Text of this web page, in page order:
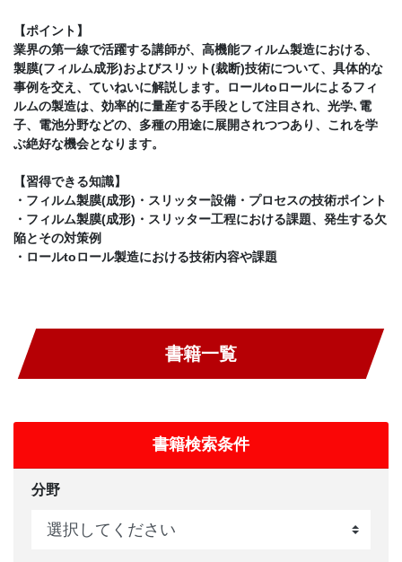
【ポイント】
業界の第一線で活躍する講師が、高機能フィルム製造における、
製膜(フィルム成形)およびスリット(裁断)技術について、具体的な
事例を交え、ていねいに解説します。ロールtoロールによるフィ
ルムの製造は、効率的に量産する手段として注目され、光学､電
子、電池分野などの、多種の用途に展開されつつあり、これを学
ぶ絶好な機会となります。
【習得できる知識】
・フィルム製膜(成形)・スリッター設備・プロセスの技術ポイント
・フィルム製膜(成形)・スリッター工程における課題、発生する欠
陥とその対策例
・ロールtoロール製造における技術内容や課題
書籍一覧
書籍検索条件
分野